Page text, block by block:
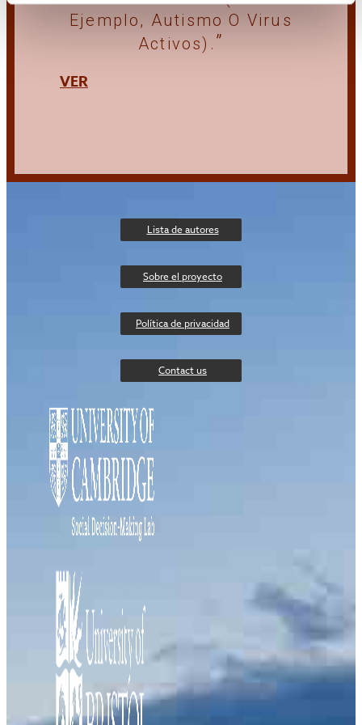
Ejemplo, Autismo O Virus
Activos).
VER
Lista de autores
Sobre el proyecto
Política de privacidad
Contact us